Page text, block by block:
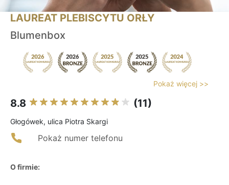
LAUREAT PLEBISCYTU ORŁY
Blumenbox
Pokaż więcej >>
8.8 (11)
Głogówek, ulica Piotra Skargi
Pokaż numer telefonu
O firmie: